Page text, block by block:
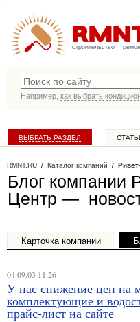
строительство
Например, как выбрать
ВЫБРАТЬ РАЗДЕЛ
RMNT.RU / Каталог компаний /
Блог компании
Центр —
Карточка компании
04.09.03 11:26
У нас снижение цен на
комплектующие и
прайс-лист на сайте